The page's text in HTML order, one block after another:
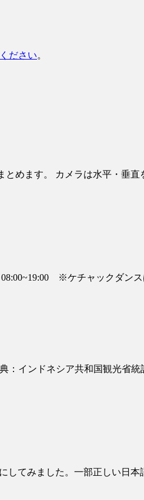
ださい。
めます。 カメラは水平・垂
※ケチャックダンス
インドネシア共和国観光省統
てみました。一部正しい日本